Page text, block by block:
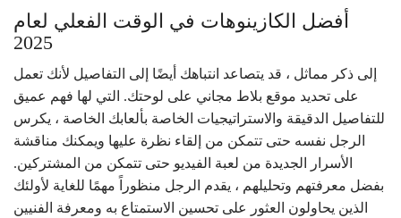
أفضل الكازينوهات في الوقت الفعلي لعام
2025
إلى ذكر مماثل ، قد يتصاعد انتباهك أيضًا إلى التفاصيل لأنك تعمل
على تحديد موقع بلاط مجاني على لوحتك. التي لها فهم عميق
للتفاصيل الدقيقة والاستراتيجيات الخاصة بألعابك الخاصة ، يكرس
الرجل نفسه حتى تتمكن من إلقاء نظرة عليها ويمكنك مناقشة
الأسرار الجديدة من لعبة الفيديو حتى تتمكن من المشتركين.
بفضل معرفتهم وتحليلهم ، يقدم الرجل منظوراً مهمًا للغاية لأولئك
الذين يحاولون العثور على تحسين الاستمتاع به ومعرفة الفنيين